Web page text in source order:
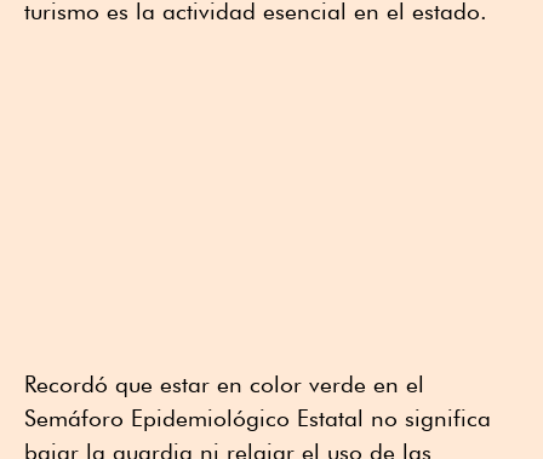
turismo es la actividad esencial en el estado.
Recordó que estar en color verde en el
Semáforo Epidemiológico Estatal no significa
bajar la guardia ni relajar el uso de las